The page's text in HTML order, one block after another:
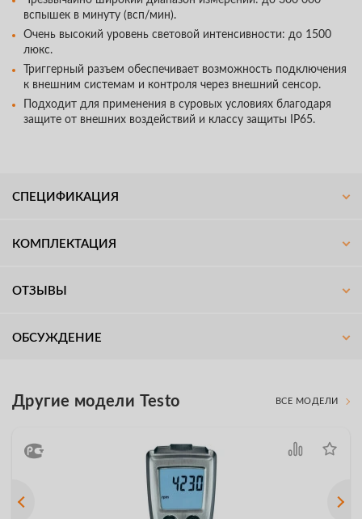
вспышек в минуту (всп/мин).
Очень высокий уровень световой интенсивности: до 1500
люкс.
Триггерный разъем обеспечивает возможность подключения
к внешним системам и контроля через внешний сенсор.
Подходит для применения в суровых условиях благодаря
защите от внешних воздействий и классу защиты IP65.
СПЕЦИФИКАЦИЯ
КОМПЛЕКТАЦИЯ
ОТЗЫВЫ
ОБСУЖДЕНИЕ
Другие модели Testo ВСЕ МОДЕЛИ